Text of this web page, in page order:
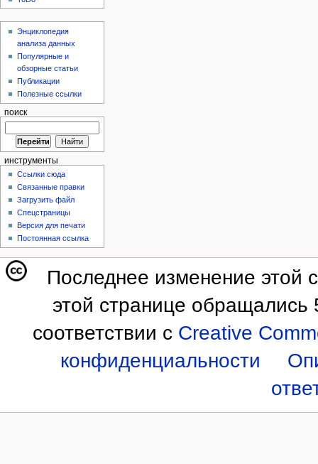
Энциклопедия
анализа данных
Популярные и
обзорные статьи
Публикации
Полезные ссылки
поиск
инструменты
Ссылки сюда
Связанные правки
Загрузить файл
Спецстраницы
Версия для печати
Постоянная ссылка
Последнее изменение этой
этой странице обращались
соответствии с Creative
конфиденциальности